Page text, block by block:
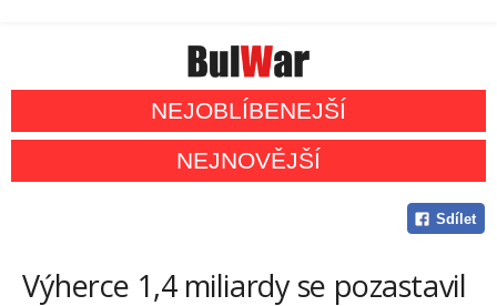
NEJOBLÍBENEJŠÍ
NEJNOVĚJŠÍ
Sdílet
Výherce 1,4 miliardy se pozastavil